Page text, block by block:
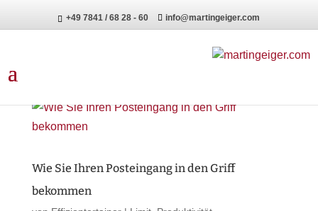
+49 7841 / 68 28 - 60 info@martingeiger.com
Wie Sie Ihren Posteingang in den Griff
bekommen